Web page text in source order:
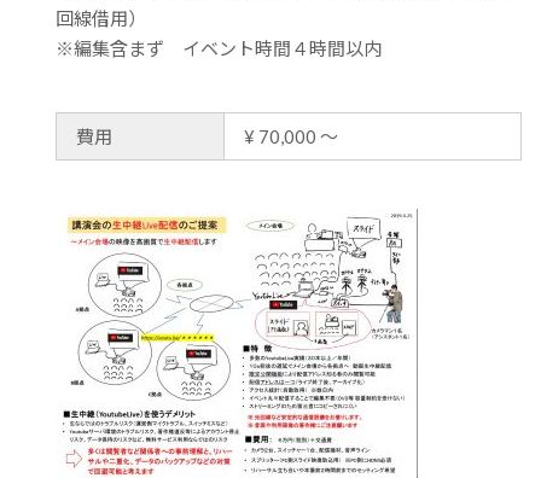
回線借用）
※編集含まず イベント時間４時間以内
費用 ¥ 70,000 ～